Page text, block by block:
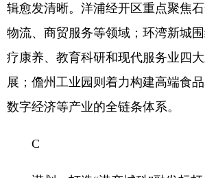
辑愈发清晰。洋浦经开区重点聚焦
物流、商贸服务等领域；环湾新城
疗康养、教育科研和现代服务业四
展；儋州工业园则着力构建高端食
数字经济等产业的全链条体系。
C